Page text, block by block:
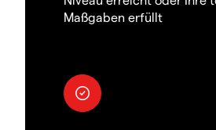
Maßgaben erfüllt